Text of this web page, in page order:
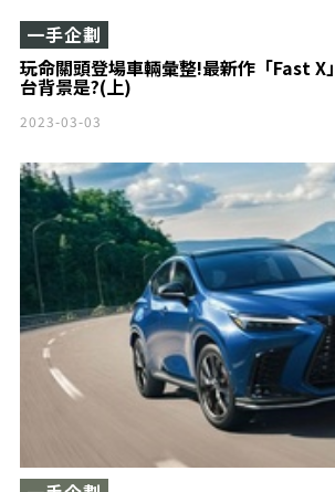
玩命關頭登場車輛彙整!最新作「Fast X
台背景是?(上)
一手企劃
2023-03-03